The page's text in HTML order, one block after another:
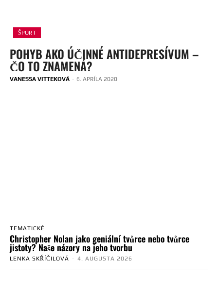
ŠPORT
POHYB AKO ÚČINNÉ ANTIDEPRESÍVUM –
ČO TO ZNAMENÁ?
VANESSA VITTEKOVÁ - 6. APRÍLA 2020
TEMATICKÉ
Christopher Nolan jako geniální tvůrce nebo tvůrce
jistoty? Naše názory na jeho tvorbu
LENKA SKŘÍČILOVÁ - 4. AUGUSTA 2026